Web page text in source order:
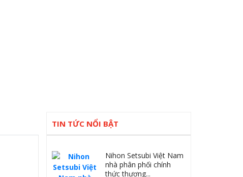
TIN TỨC NỔI BẬT
Nihon Setsubi Việt Nam
nhà phân phối chính
thức thương...